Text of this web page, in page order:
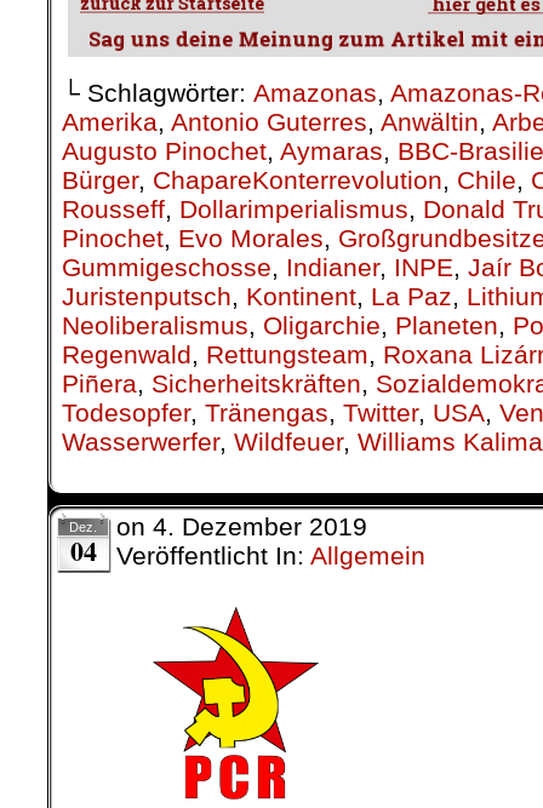
└ Schlagwörter: Amazonas, Amazonas-
Amerika, Antonio Guterres, Anwältin,
Augusto Pinochet, Aymaras, BBC-
Bürger, ChapareKonterrevolution, Chile,
Rousseff, Dollarimperialismus, Donald
Pinochet, Evo Morales,
Gummigeschosse, Indianer, INPE, Jaír
Juristenputsch, Kontinent, La Paz,
Neoliberalismus, Oligarchie, Planeten,
Regenwald, Rettungsteam, Roxana
Piñera, Sicherheitskräften,
Todesopfer, Tränengas, Twitter, USA,
Wasserwerfer, Wildfeuer, Williams
Dez.
04
on 4. Dezember 2019
Veröffentlicht In: Allgemein